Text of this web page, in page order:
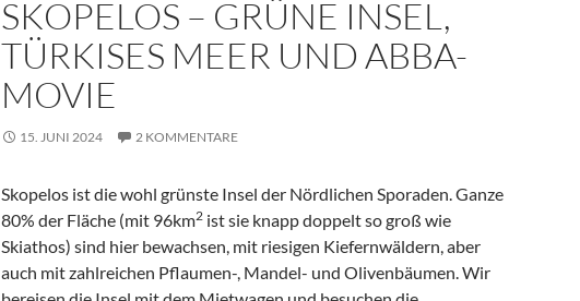
SKOPELOS – GRÜNE INSEL,
TÜRKISES MEER UND ABBA-
MOVIE
15. JUNI 2024 2 KOMMENTARE
Skopelos ist die wohl grünste Insel der Nördlichen Sporaden. Ganze
80% der Fläche (mit 96km2 ist sie knapp doppelt so groß wie
Skiathos) sind hier bewachsen, mit riesigen Kiefernwäldern, aber
auch mit zahlreichen Pflaumen-, Mandel- und Olivenbäumen. Wir